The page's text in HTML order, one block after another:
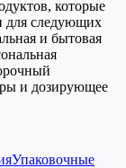
которые
для следующих
и бытовая
и дозирующее
Упаковочные